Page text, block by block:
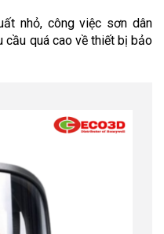
nhỏ, công việc sơn dân
cầu quá cao về thiết bị bảo